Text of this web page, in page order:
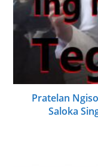
Pratelan
Saloka